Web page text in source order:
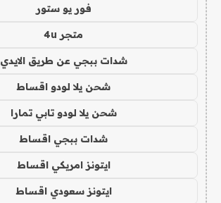
فور يو ستور
متجر 4u
شدات ببجي عن طريق الايدي
شحن يلا لودو اقساط
شحن يلا لودو تابي تمارا
شدات ببجي اقساط
ايتونز امريكي اقساط
ايتونز سعودي اقساط